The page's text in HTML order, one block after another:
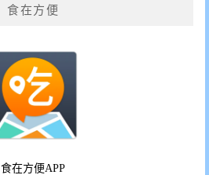
食在方便
食在方便APP